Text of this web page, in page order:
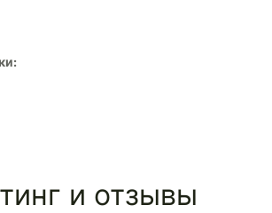
и отзывы